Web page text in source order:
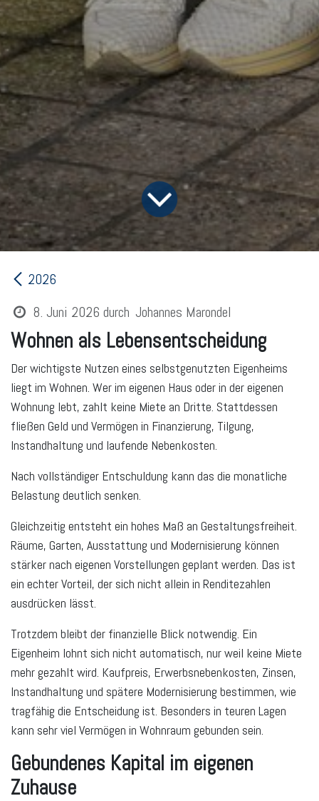
2026
8. Juni 2026 durch Johannes Marondel
Wohnen als Lebensentscheidung
Der wichtigste Nutzen eines selbstgenutzten Eigenheims
liegt im Wohnen. Wer im eigenen Haus oder in der eigenen
Wohnung lebt, zahlt keine Miete an Dritte. Stattdessen
fließen Geld und Vermögen in Finanzierung, Tilgung,
Instandhaltung und laufende Nebenkosten.
Nach vollständiger Entschuldung kann das die monatliche
Belastung deutlich senken.
Gleichzeitig entsteht ein hohes Maß an Gestaltungsfreiheit.
Räume, Garten, Ausstattung und Modernisierung können
stärker nach eigenen Vorstellungen geplant werden. Das ist
ein echter Vorteil, der sich nicht allein in Renditezahlen
ausdrücken lässt.
Trotzdem bleibt der finanzielle Blick notwendig. Ein
Eigenheim lohnt sich nicht automatisch, nur weil keine Miete
mehr gezahlt wird. Kaufpreis, Erwerbsnebenkosten, Zinsen,
Instandhaltung und spätere Modernisierung bestimmen, wie
tragfähig die Entscheidung ist. Besonders in teuren Lagen
kann sehr viel Vermögen in Wohnraum gebunden sein.
Gebundenes Kapital im eigenen
Zuhause